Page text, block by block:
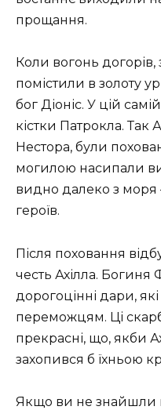
прощання.
Коли вогонь догорів,
помістили в золоту
бог Діоніс. У цій
кістки Патрокла. Так
Нестора, були
могилою насипали
видно далеко з моря
героїв.
Після поховання
честь Ахілла. Богиня
дорогоцінні дари,
переможцям. Ці
прекрасні, що, якби
захопився б їхньою
Якщо ви не знайшли